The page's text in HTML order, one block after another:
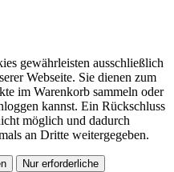
gewährleisten ausschließlich
Webseite. Sie dienen zum
im Warenkorb sammeln oder
kannst. Ein Rückschluss
möglich und dadurch
an Dritte weitergegeben.
Nur erforderliche